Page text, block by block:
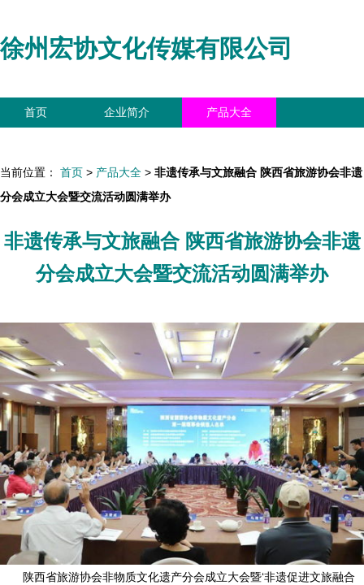
徐州宏协文化传媒有限公司
首页 企业简介 产品大全
当前位置： 首页 > 产品大全 > 非遗传承与文旅融合 陕西省旅游协会非遗
分会成立大会暨交流活动圆满举办
非遗传承与文旅融合 陕西省旅游协会非遗
分会成立大会暨交流活动圆满举办
陕西省旅游协会非物质文化遗产分会成立大会暨‘非遗促进文旅融合